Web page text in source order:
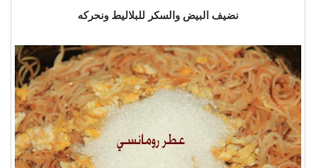
نضيف البيض والسكر للبلاليط ونحركه